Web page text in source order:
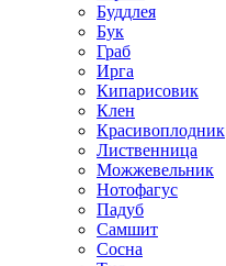
Буддлея
Бук
Граб
Ирга
Кипарисовик
Клен
Красивоплодник
Лиственница
Можжевельник
Нотофагус
Падуб
Самшит
Сосна